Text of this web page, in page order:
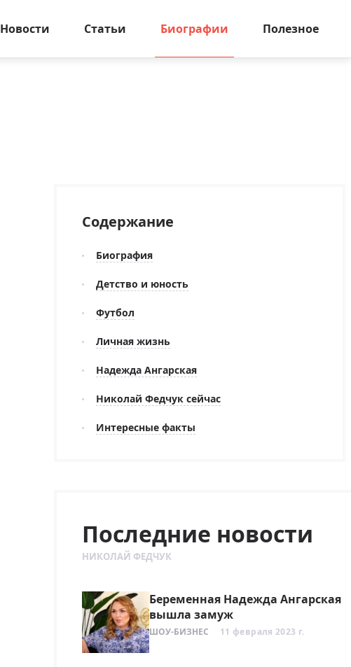
Новости Статьи Биографии Полезное
Содержание
Биография
Детство и юность
Футбол
Личная жизнь
Надежда Ангарская
Николай Федчук сейчас
Интересные факты
Последние новости
НИКОЛАЙ ФЕДЧУК
Беременная Надежда Ангарская
вышла замуж
ШОУ-БИЗНЕС 11 февраля 2023 г.